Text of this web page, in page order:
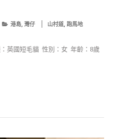
港島, 灣仔 山村道, 跑馬地
英國短毛貓 ​ 性別：女 ​ 年齡：8歲